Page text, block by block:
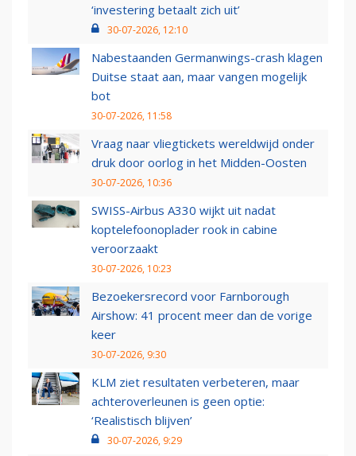
‘investering betaalt zich uit’
30-07-2026, 12:10
Nabestaanden Germanwings-crash klagen
Duitse staat aan, maar vangen mogelijk
bot
30-07-2026, 11:58
Vraag naar vliegtickets wereldwijd onder
druk door oorlog in het Midden-Oosten
30-07-2026, 10:36
SWISS-Airbus A330 wijkt uit nadat
koptelefoonoplader rook in cabine
veroorzaakt
30-07-2026, 10:23
Bezoekersrecord voor Farnborough
Airshow: 41 procent meer dan de vorige
keer
30-07-2026, 9:30
KLM ziet resultaten verbeteren, maar
achteroverleunen is geen optie:
‘Realistisch blijven’
30-07-2026, 9:29